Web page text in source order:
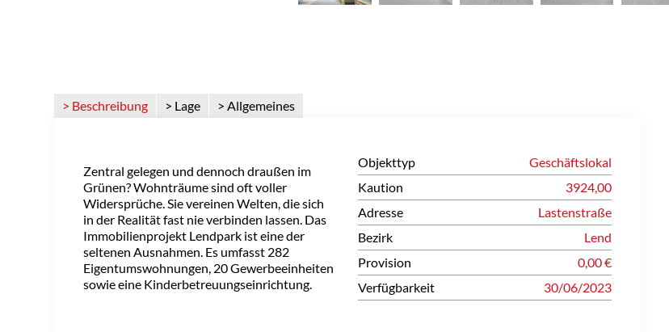
> Beschreibung > Lage > Allgemeines
Zentral gelegen und dennoch draußen im
Grünen? Wohnträume sind oft voller
Widersprüche. Sie vereinen Welten, die sich
in der Realität fast nie verbinden lassen. Das
Immobilienprojekt Lendpark ist eine der
seltenen Ausnahmen. Es umfasst 282
Eigentumswohnungen, 20 Gewerbeeinheiten
sowie eine Kinderbetreuungseinrichtung.
Objekttyp
Geschäftslokal
Kaution
3924,00
Adresse
Lastenstraße
Bezirk
Lend
Provision
0,00 €
Verfügbarkeit
30/06/2023